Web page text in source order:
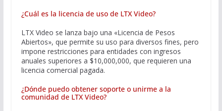
¿Cuál es la licencia de uso de LTX Video?
LTX Video se lanza bajo una «Licencia de Pesos
Abiertos», que permite su uso para diversos fines, pero
impone restricciones para entidades con ingresos
anuales superiores a $10,000,000, que requieren una
licencia comercial pagada.
¿Dónde puedo obtener soporte o unirme a la
comunidad de LTX Video?